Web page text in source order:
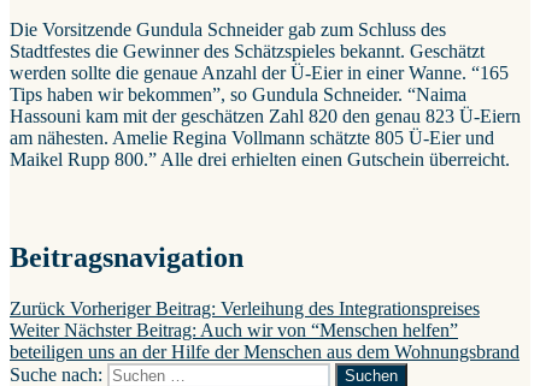
Die Vorsitzende Gundula Schneider gab zum Schluss des
Stadtfestes die Gewinner des Schätzspieles bekannt. Geschätzt
werden sollte die genaue Anzahl der Ü-Eier in einer Wanne. “165
Tips haben wir bekommen”, so Gundula Schneider. “Naima
Hassouni kam mit der geschätzen Zahl 820 den genau 823 Ü-Eiern
am nähesten. Amelie Regina Vollmann schätzte 805 Ü-Eier und
Maikel Rupp 800.” Alle drei erhielten einen Gutschein überreicht.
Beitragsnavigation
Zurück Vorheriger Beitrag: Verleihung des Integrationspreises
Weiter Nächster Beitrag: Auch wir von “Menschen helfen”
beteiligen uns an der Hilfe der Menschen aus dem Wohnungsbrand
Suche nach:
Suchen